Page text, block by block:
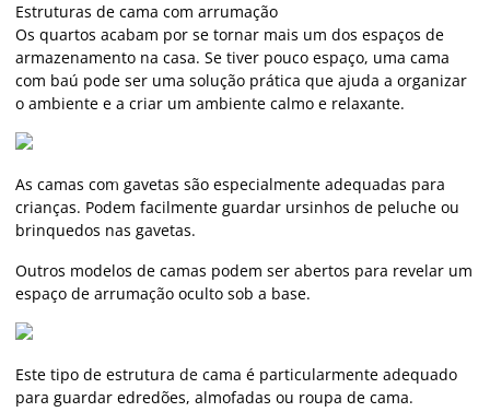
Estruturas de cama com arrumação
Os quartos acabam por se tornar mais um dos espaços de
armazenamento na casa. Se tiver pouco espaço, uma cama
com baú pode ser uma solução prática que ajuda a organizar
o ambiente e a criar um ambiente calmo e relaxante.
As camas com gavetas são especialmente adequadas para
crianças. Podem facilmente guardar ursinhos de peluche ou
brinquedos nas gavetas.
Outros modelos de camas podem ser abertos para revelar um
espaço de arrumação oculto sob a base.
Este tipo de estrutura de cama é particularmente adequado
para guardar edredões, almofadas ou roupa de cama.